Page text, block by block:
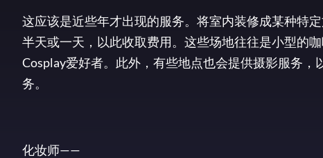
这应该是近些年才出现的服务。将室内装修成某种特
半天或一天，以此收取费用。这些场地往往是小型的
Cosplay爱好者。此外，有些地点也会提供摄影服务
务。
化妆师——